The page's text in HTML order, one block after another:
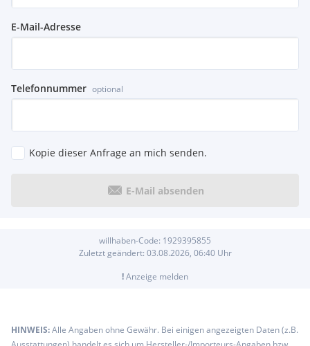
E-Mail-Adresse
Telefonnummer optional
Kopie dieser Anfrage an mich senden.
E-Mail absenden
willhaben-Code: 1929395855
Zuletzt geändert: 03.08.2026, 06:40Uhr
!Anzeige melden
HINWEIS:Alle Angaben ohne Gewähr. Bei einigen angezeigten Daten (z.B.